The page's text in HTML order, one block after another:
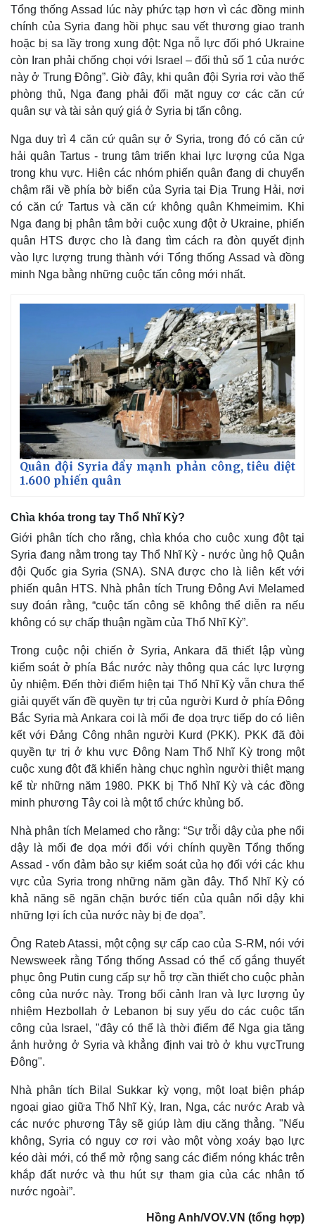
Kinh tế
Bất động sản
Khởi nghiệp
Thị trường
Giá vàng
Tiêu dùng
Tỷ giá
Chứng khoán
Giá cà phê
Tổng thống Assad lúc này phức tạp hơn vì các đồng minh
chính của Syria đang hồi phục sau vết thương giao tranh
hoặc bị sa lầy trong xung đột: Nga nỗ lực đối phó Ukraine
còn Iran phải chống chọi với Israel – đối thủ số 1 của nước
này ở Trung Đông”. Giờ đây, khi quân đội Syria rơi vào thế
phòng thủ, Nga đang phải đối mặt nguy cơ các căn cứ
quân sự và tài sản quý giá ở Syria bị tấn công.
Nga duy trì 4 căn cứ quân sự ở Syria, trong đó có căn cứ
hải quân Tartus - trung tâm triển khai lực lượng của Nga
trong khu vực. Hiện các nhóm phiến quân đang di chuyển
chậm rãi về phía bờ biển của Syria tại Địa Trung Hải, nơi
có căn cứ Tartus và căn cứ không quân Khmeimim. Khi
Nga đang bị phân tâm bởi cuộc xung đột ở Ukraine, phiến
quân HTS được cho là đang tìm cách ra đòn quyết định
vào lực lượng trung thành với Tổng thống Assad và đồng
minh Nga bằng những cuộc tấn công mới nhất.
Quân đội Syria đẩy mạnh phản công, tiêu diệt
1.600 phiến quân
Chìa khóa trong tay Thổ Nhĩ Kỳ?
Giới phân tích cho rằng, chìa khóa cho cuộc xung đột tại
Syria đang nằm trong tay Thổ Nhĩ Kỳ - nước ủng hộ Quân
đội Quốc gia Syria (SNA). SNA được cho là liên kết với
phiến quân HTS. Nhà phân tích Trung Đông Avi Melamed
suy đoán rằng, “cuộc tấn công sẽ không thể diễn ra nếu
không có sự chấp thuận ngầm của Thổ Nhĩ Kỳ”.
Trong cuộc nội chiến ở Syria, Ankara đã thiết lập vùng
kiểm soát ở phía Bắc nước này thông qua các lực lượng
ủy nhiệm. Đến thời điểm hiện tại Thổ Nhĩ Kỳ vẫn chưa thể
giải quyết vấn đề quyền tự trị của người Kurd ở phía Đông
Bắc Syria mà Ankara coi là mối đe dọa trực tiếp do có liên
kết với Đảng Công nhân người Kurd (PKK). PKK đã đòi
quyền tự trị ở khu vực Đông Nam Thổ Nhĩ Kỳ trong một
cuộc xung đột đã khiến hàng chục nghìn người thiệt mạng
kể từ những năm 1980. PKK bị Thổ Nhĩ Kỳ và các đồng
minh phương Tây coi là một tổ chức khủng bố.
Nhà phân tích Melamed cho rằng: “Sự trỗi dậy của phe nổi
dậy là mối đe dọa mới đối với chính quyền Tổng thống
Assad - vốn đảm bảo sự kiểm soát của họ đối với các khu
vực của Syria trong những năm gần đây. Thổ Nhĩ Kỳ có
khả năng sẽ ngăn chặn bước tiến của quân nổi dậy khi
những lợi ích của nước này bị đe dọa”.
Ông Rateb Atassi, một cộng sự cấp cao của S-RM, nói với
Newsweek rằng Tổng thống Assad có thể cố gắng thuyết
phục ông Putin cung cấp sự hỗ trợ cần thiết cho cuộc phản
công của nước này. Trong bối cảnh Iran và lực lượng ủy
nhiệm Hezbollah ở Lebanon bị suy yếu do các cuộc tấn
công của Israel, "đây có thể là thời điểm để Nga gia tăng
ảnh hưởng ở Syria và khẳng định vai trò ở khu vựcTrung
Đông".
Nhà phân tích Bilal Sukkar kỳ vọng, một loạt biện pháp
ngoại giao giữa Thổ Nhĩ Kỳ, Iran, Nga, các nước Arab và
các nước phương Tây sẽ giúp làm dịu căng thẳng. "Nếu
không, Syria có nguy cơ rơi vào một vòng xoáy bạo lực
kéo dài mới, có thể mở rộng sang các điểm nóng khác trên
khắp đất nước và thu hút sự tham gia của các nhân tố
nước ngoài”.
Hồng Anh/VOV.VN (tổng hợp)